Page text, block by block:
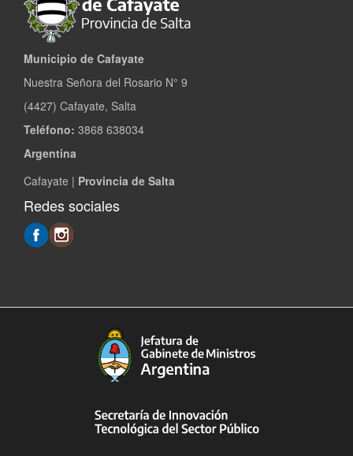
Municipio de Cafayate
Nuestra Señora del Rosario N° 9
(4427) Cafayate, Salta
Teléfono: 3868 638034
Argentina
Cafayate | Provincia de Salta
Redes sociales